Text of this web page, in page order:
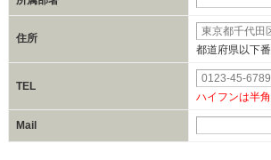
住所
都道府県以下
TEL
ハイフンは半
Mail